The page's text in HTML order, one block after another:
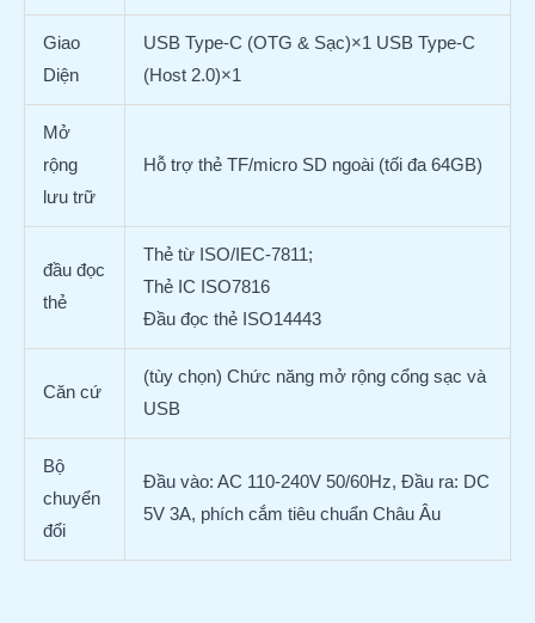
Giao
Diện
USB Type-C (OTG & Sạc)×1 USB Type-C
(Host 2.0)×1
Mở
rộng
lưu trữ
Hỗ trợ thẻ TF/micro SD ngoài (tối đa 64GB)
đầu đọc
thẻ
Thẻ từ ISO/IEC-7811;
Thẻ IC ISO7816
Đầu đọc thẻ ISO14443
Căn cứ
(tùy chọn) Chức năng mở rộng cổng sạc và
USB
Bộ
chuyển
đổi
Đầu vào: AC 110-240V 50/60Hz, Đầu ra: DC
5V 3A, phích cắm tiêu chuẩn Châu Âu